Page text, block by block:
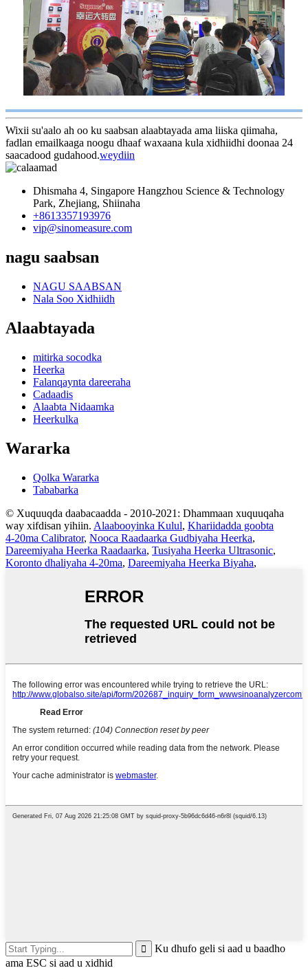
Wixii su'aalo ah oo ku saabsan alaabtayada ama liiska qiimaha,
fadlan emailkaaga noogu dhaaf waxaana kula xidhiidhi doonaa 24
saacadood gudahood.weydiin
Dhismaha 4, Singapore Hangzhou Science & Technology
Park, Zhejiang, Shiinaha
+8613357193976
vip@sinomeasure.com
nagu saabsan
NAGU SAABSAN
Nala Soo Xidhiidh
Alaabtayada
mitirka socodka
Heerka
Falanqaynta dareeraha
Cadaadis
Alaabta Nidaamka
Heerkulka
Wararka
Qolka Wararka
Tababarka
© Xuquuqda daabacaadda - 2010-2021: Dhammaan xuquuqaha
way xifdisan yihiin. Alaabooyinka Kulul, Khariidadda goobta
4-20ma Calibrator, Nooca Raadaarka Gudbiyaha Heerka,
Dareemiyaha Heerka Raadaarka, Tusiyaha Heerka Ultrasonic,
Koronto dhaliyaha 4-20ma, Dareemiyaha Heerka Biyaha,
Ku dhufo geli si aad u baadho
ama ESC si aad u xidhid